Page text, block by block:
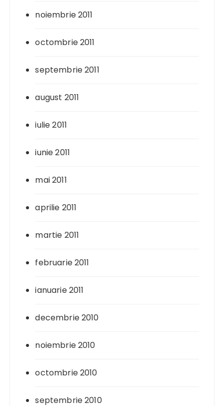
noiembrie 2011
octombrie 2011
septembrie 2011
august 2011
iulie 2011
iunie 2011
mai 2011
aprilie 2011
martie 2011
februarie 2011
ianuarie 2011
decembrie 2010
noiembrie 2010
octombrie 2010
septembrie 2010